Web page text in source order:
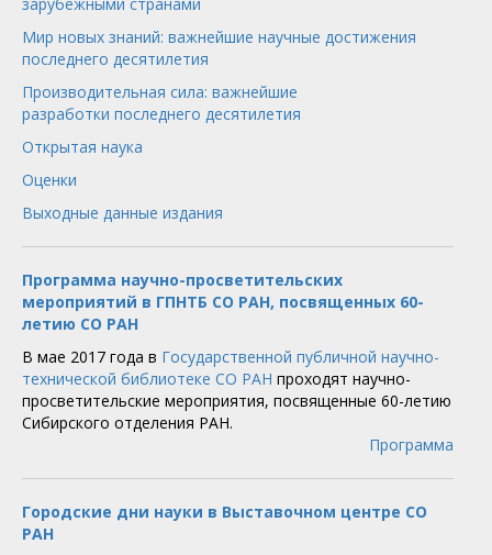
Мир новых знаний: важнейшие научные достижения
последнего десятилетия
Производительная сила: важнейшие
разработки последнего десятилетия
Открытая наука
Оценки
Выходные данные издания
Программа научно-просветительских
мероприятий в ГПНТБ СО РАН, посвященных 60-
летию СО РАН
В мае 2017 года в Государственной публичной научно-
технической библиотеке СО РАН проходят научно-
просветительские мероприятия, посвященные 60-летию
Сибирского отделения РАН.
Программа
Городские дни науки в Выставочном центре СО
РАН